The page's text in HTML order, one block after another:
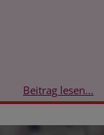
Beitrag lesen...